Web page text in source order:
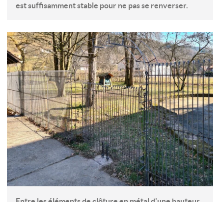
est suffisamment stable pour ne pas se renverser.